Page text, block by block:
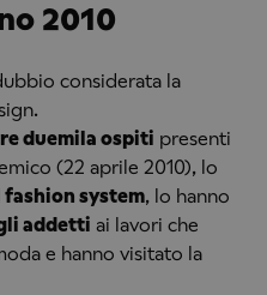
2010
considerata la
duemila ospiti presenti
(22 aprile 2010), lo
fashion system, lo hanno
addetti ai lavori che
e hanno visitato la